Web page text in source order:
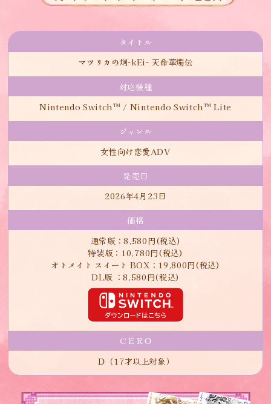
タイトル
マツリカの炯-kEi- 天命華燭伝
対応機種
Nintendo Switch™ / Nintendo Switch™ Lite
ジャンル
女性向け恋愛ADV
発売日
2026年4月23日
価格
通常版：8,580円(税込)
特装版：10,780円(税込)
オトメイト スイート BOX：19,800円(税込)
DL版 ：8,580円(税込)
ＣＥＲＯ
Ｄ（17才以上対象）